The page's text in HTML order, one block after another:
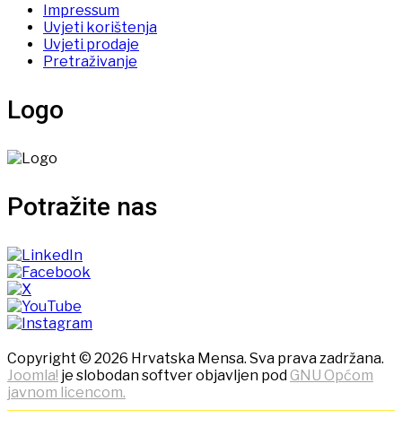
Impressum
Uvjeti korištenja
Uvjeti prodaje
Pretraživanje
Logo
Potražite nas
Copyright © 2026 Hrvatska Mensa. Sva prava zadržana.
Joomla! je slobodan softver objavljen pod GNU Općom
javnom licencom.